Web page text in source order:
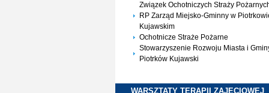
Związek Ochotniczych Straży
RP Zarząd Miejsko-Gminny w
Kujawskim
Ochotnicze Straże Pożarne
Stowarzyszenie Rozwoju Miasta i
Piotrków Kujawski
WARSZTATY TERAPII ZAJĘCIOWEJ